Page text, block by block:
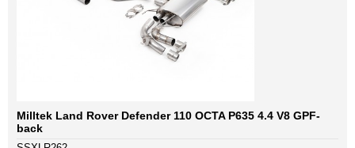
Milltek Land Rover Defender 110 OCTA P635 4.4 V8 GPF-
back